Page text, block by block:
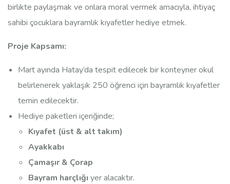
birlikte paylaşmak ve onlara moral vermek amacıyla, ihtiyaç
sahibi çocuklara bayramlık kıyafetler hediye etmek.
Proje Kapsamı:
Mart ayında Hatay’da tespit edilecek bir konteyner okul
belirlenerek yaklaşık 250 öğrenci için bayramlık kıyafetler
temin edilecektir.
Hediye paketleri içeriğinde;
Kıyafet (üst & alt takım)
Ayakkabı
Çamaşır & Çorap
Bayram harçlığı yer alacaktır.